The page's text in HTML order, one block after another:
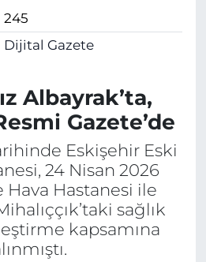
245
Dijital Gazete
Albayrak’ta,
Gazete’de
Eskişehir Eski
24 Nisan 2026
Hastanesi ile
sağlık
kapsamına